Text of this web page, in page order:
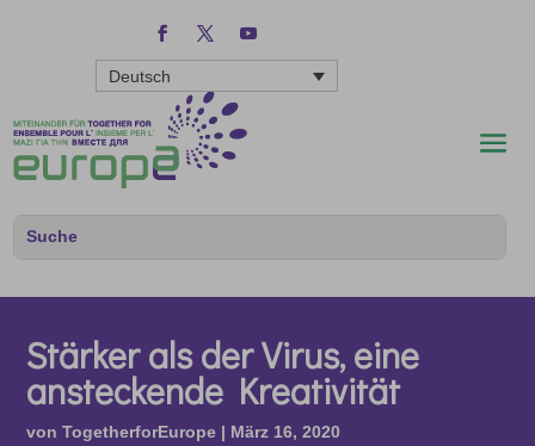
Deutsch
Stärker als der Virus, eine
ansteckende Kreativität
vonTogetherforEurope | März 16, 2020